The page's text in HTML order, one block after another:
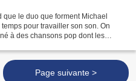
que le duo que forment Michael
pour travailler son son. On
à des chansons pop dont les
Page suivante >